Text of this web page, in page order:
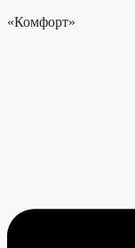
«Комфорт»